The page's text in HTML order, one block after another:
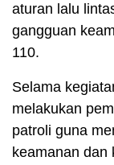
aturan lalu
gangguan
110.
Selama
melakukan
patroli guna
keamanan dan